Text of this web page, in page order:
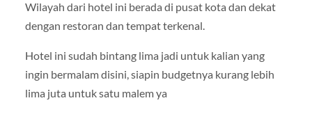
Wilayah dari hotel ini berada di pusat kota dan dekat
dengan restoran dan tempat terkenal.
Hotel ini sudah bintang lima jadi untuk kalian yang
ingin bermalam disini, siapin budgetnya kurang lebih
lima juta untuk satu malem ya